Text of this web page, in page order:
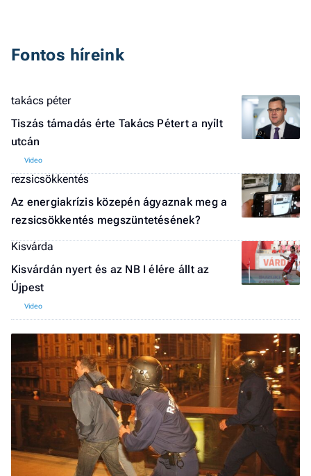
Fontos híreink
takács péter
Tiszás támadás érte Takács Pétert a nyílt
utcán
rezsicsökkentés
Az energiakrízis közepén ágyaznak meg a
rezsicsökkentés megszüntetésének?
Kisvárda
Kisvárdán nyert és az NB I élére állt az
Újpest